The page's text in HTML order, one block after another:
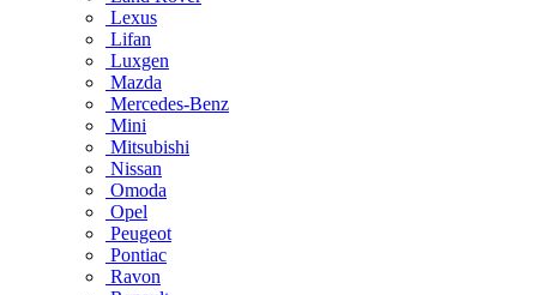
Lexus
Lifan
Luxgen
Mazda
Mercedes-Benz
Mini
Mitsubishi
Nissan
Omoda
Opel
Peugeot
Pontiac
Ravon